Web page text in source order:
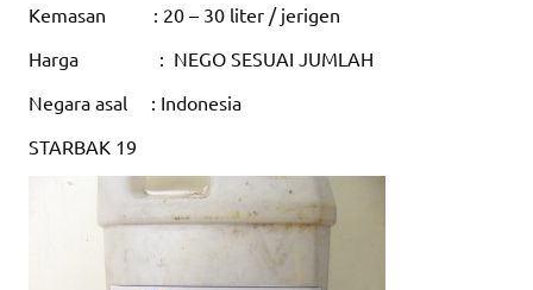
Kemasan : 20 – 30 liter / jerigen
Harga : NEGO SESUAI JUMLAH
Negara asal : Indonesia
STARBAK 19